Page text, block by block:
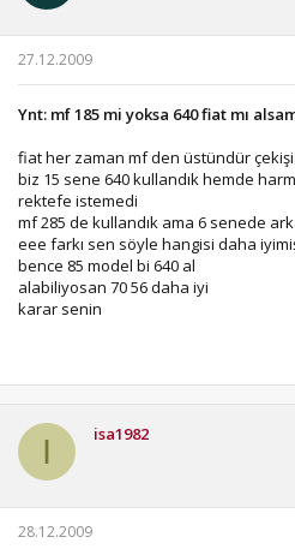
27.12.2009
Ynt: mf 185 mi yoksa 640 fiat mı
fiat her zaman mf den üstündür çekişi
biz 15 sene 640 kullandık hemde
rektefe istemedi
mf 285 de kullandık ama 6 senede
eee farkı sen söyle hangisi daha
bence 85 model bi 640 al
alabiliyosan 70 56 daha iyi
karar senin
I isa1982
28.12.2009